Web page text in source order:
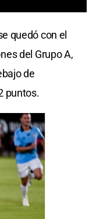
quedó con el
del Grupo A,
de
puntos.